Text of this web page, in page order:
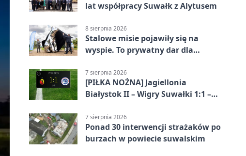
lat współpracy Suwałk z Alytusem
8 sierpnia 2026
Stalowe misie pojawiły się na
wyspie. To prywatny dar dla
7 sierpnia 2026
[PIŁKA NOŻNA] Jagiellonia
Białystok II – Wigry Suwałki 1:1 –
7 sierpnia 2026
Ponad 30 interwencji strażaków po
burzach w powiecie suwalskim